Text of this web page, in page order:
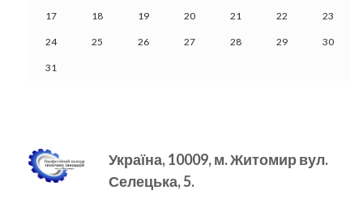
17 18 19 20 21 22 23
24 25 26 27 28 29 30
31
Україна, 10009, м.Житомир вул.
Селецька, 5.